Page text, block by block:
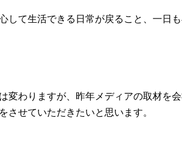
して生活できる日常が戻ること、一日
変わりますが、昨年メディアの取材を
させていただきたいと思います。